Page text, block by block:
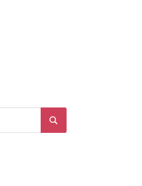
Search